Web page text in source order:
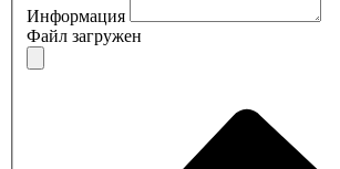
Информация
Файл загружен